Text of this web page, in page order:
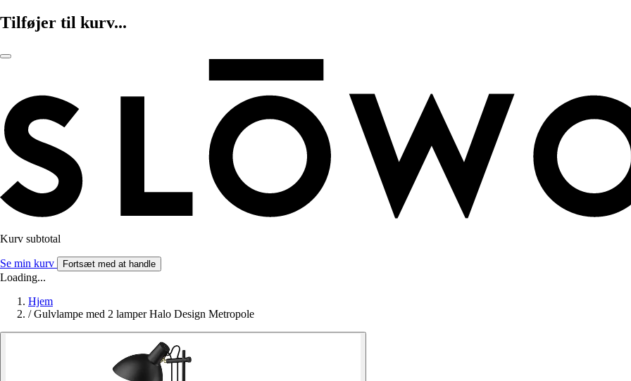
Tilføjer til kurv...
Kurv subtotal
Se min kurv Fortsæt med at handle
Loading...
Hjem
/ Gulvlampe med 2 lamper Halo Design Metropole